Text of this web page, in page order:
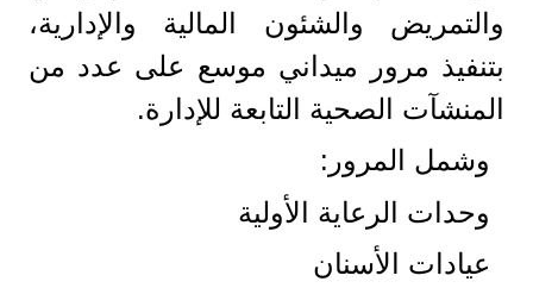
والتمريض والشئون المالية والإدارية،
بتنفيذ مرور ميداني موسع على عدد من
المنشآت الصحية التابعة للإدارة.
وشمل المرور:
وحدات الرعاية الأولية
عيادات الأسنان